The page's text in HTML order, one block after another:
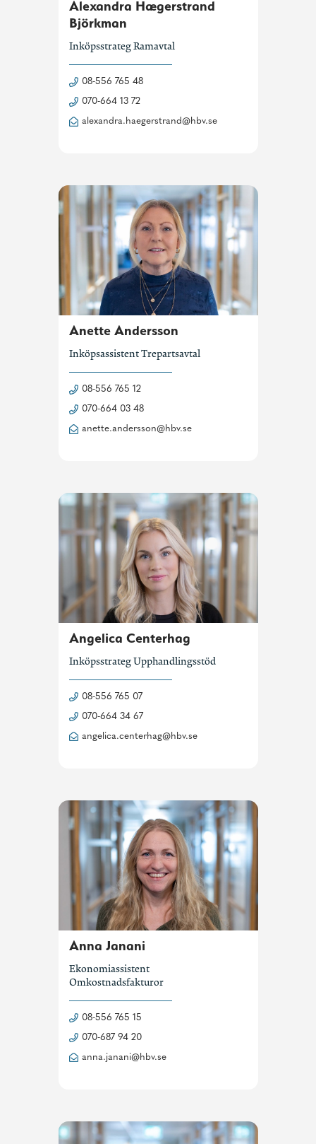
Alexandra Hægerstrand
Björkman
Inköpsstrateg Ramavtal
08-556 765 48
070-664 13 72
alexandra.haegerstrand@hbv.se
Anette Andersson
Inköpsassistent Trepartsavtal
08-556 765 12
070-664 03 48
anette.andersson@hbv.se
Angelica Centerhag
Inköpsstrateg Upphandlingsstöd
08-556 765 07
070-664 34 67
angelica.centerhag@hbv.se
Anna Janani
Ekonomiassistent
Omkostnadsfakturor
08-556 765 15
070-687 94 20
anna.janani@hbv.se